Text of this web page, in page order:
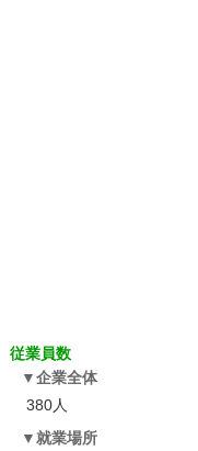
従業員数
企業全体
380人
就業場所